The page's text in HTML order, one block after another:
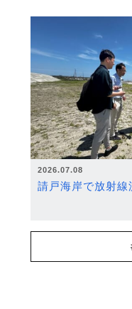
2026.07.08
請戸海岸で放射線